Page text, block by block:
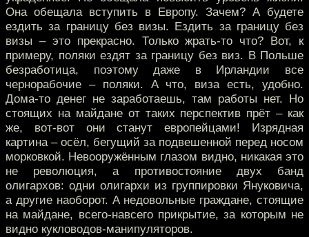
Она обещала вступить в Европу. Зачем? А будете
ездить за границу без визы. Ездить за границу без
визы – это прекрасно. Только жрать-то что? Вот, к
примеру, поляки ездят за границу без виз. В Польше
безработица, поэтому даже в Ирландии все
чернорабочие – поляки. А что, виза есть, удобно.
Дома-то денег не заработаешь, там работы нет. Но
стоящих на майдане от таких перспектив прёт – как
же, вот-вот они станут европейцами! Изрядная
картина – осёл, бегущий за подвешенной перед носом
морковкой. Невооружённым глазом видно, никакая это
не революция, а противостояние двух банд
олигархов: одни олигархи из группировки Януковича,
а другие наоборот. А недовольные граждане, стоящие
на майдане, всего-навсего прикрытие, за которым не
видно кукловодов-манипуляторов.